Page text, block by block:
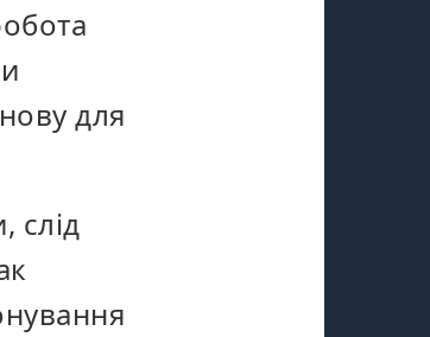
для
слід